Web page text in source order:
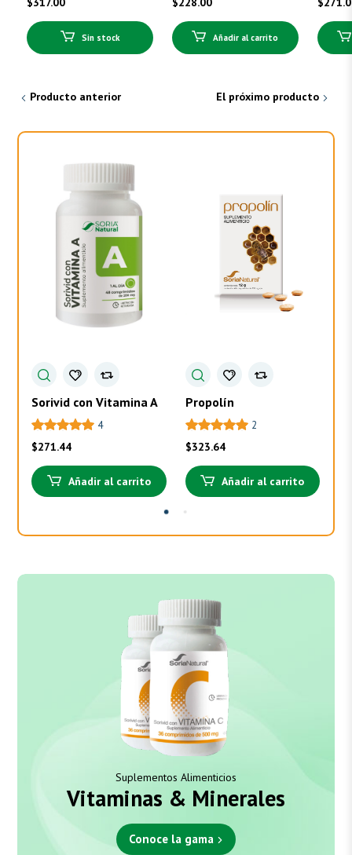
Sin stock Añadir al carrito
Producto anterior El próximo producto
Sorivid con Vitamina A
4
$271.44
Añadir al carrito
Propolín
2
$323.64
Añadir al carrito
Suplementos Alimenticios
Vitaminas & Minerales
Conoce la gama